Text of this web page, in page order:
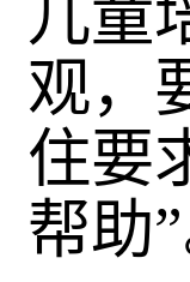
儿童
观，
住要
帮助